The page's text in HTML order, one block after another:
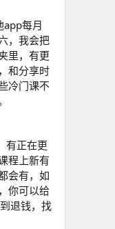
app每月
，我会把
里，有更
和分享时
冷门课不
有正在更
程上新有
会有，如
你可以给
退钱，找